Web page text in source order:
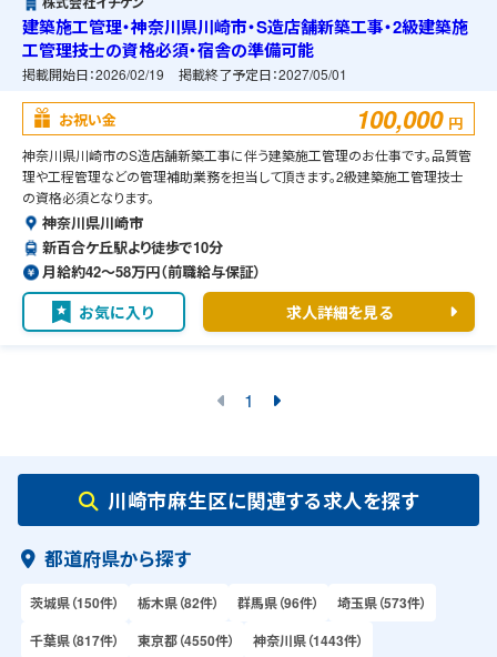
建築施工管理・神奈川県川崎市・S造店舗新築工事・2級建築施
工管理技士の資格必須・宿舎の準備可能
掲載開始日：2026/02/19 掲載終了予定日：2027/05/01
お祝い金 100,000 円
神奈川県川崎市のS造店舗新築工事に伴う建築施工管理のお仕事です。品質管
理や工程管理などの管理補助業務を担当して頂きます。2級建築施工管理技士
の資格必須となります。
神奈川県川崎市
新百合ケ丘駅より徒歩で10分
月給約42〜58万円（前職給与保証）
お気に入り 求人詳細を見る
1
川崎市麻生区に関連する求人を探す
都道府県から探す
茨城県（150件） 栃木県（82件） 群馬県（96件）
埼玉県（573件）
千葉県（817件）
東京都（4550件） 神奈川県（1443件）